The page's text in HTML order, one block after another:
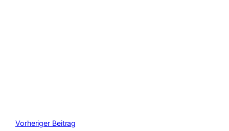
Vorheriger Beitrag